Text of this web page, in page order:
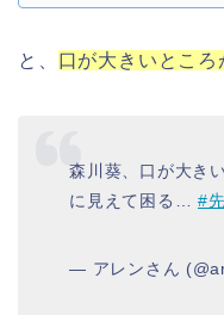
と、 口が大きいところ
森川葵、口が大き
に見えて困る… #
— アレンさん